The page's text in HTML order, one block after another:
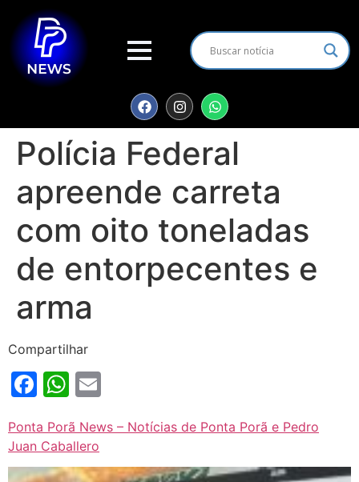
Polícia Federal
apreende carreta
com oito toneladas
de entorpecentes e
arma
Compartilhar
Facebook
WhatsApp
Ponta Porã News – Notícias de Ponta Porã e Pedro
Juan Caballero